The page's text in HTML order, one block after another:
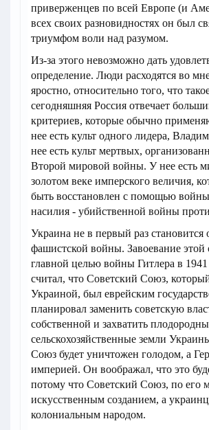
приверженцев по всей Европе (и
всех своих разновидностях он был
триумфом воли над разумом.
Из-за этого невозможно дать
определение. Люди расходятся во
яростно, относительно того, что
сегодняшняя Россия отвечает
критериев, которые обычно
нее есть культ одного лидера,
нее есть культ мертвых,
Второй мировой войны. У нее есть
золотом веке имперского величия,
быть восстановлен с помощью
насилия - убийственной войны
Украина не в первый раз становится
фашистской войны. Завоевание
главной целью войны Гитлера в 1941
считал, что Советский Союз,
Украиной, был еврейским
планировал заменить советскую
собственной и захватить
сельскохозяйственные земли
Союз будет уничтожен голодом, а
империей. Он воображал, что это
потому что Советский Союз, по его
искусственным созданием, а
колониальным народом.